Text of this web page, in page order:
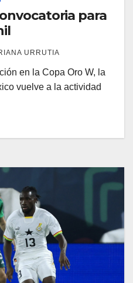
para
URRUTIA
en la Copa Oro W, la
vuelve a la actividad